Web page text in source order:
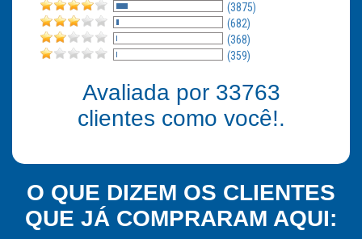
(3875)
(682)
(368)
(359)
Avaliada por 33763
clientes como você!.
O QUE DIZEM OS CLIENTES
QUE JÁ COMPRARAM AQUI: